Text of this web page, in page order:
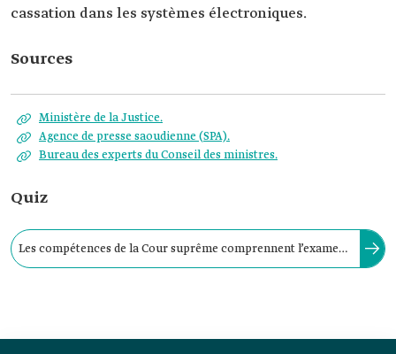
cassation dans les systèmes électroniques.
Sources
Ministère de la Justice.
Agence de presse saoudienne (SPA).
Bureau des experts du Conseil des ministres.
Quiz
Les compétences de la Cour suprême comprennent l’examen
règlements juridiques.